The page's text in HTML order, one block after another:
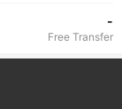
-
Free Transfer